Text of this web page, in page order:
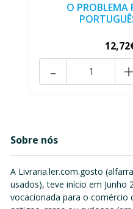
O PROBLEMA
+
-
Sobre nós
A Livraria.ler.com.gosto
usados), teve início em Junho
vocacionada para o comércio